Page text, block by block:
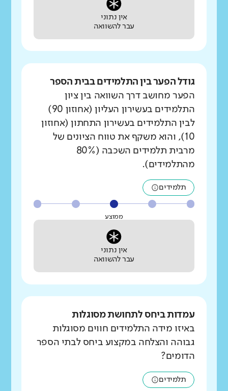
אין נתוני
עבר להשוואה
גודל הפער בין התלמידים בבית הספר
הפער מחושב דרך השוואה בין ציון
התלמידים בעשירון העליון (אחוזון 90)
לבין התלמידים בעשירון התחתון (אחוזון
10), והוא משקף את טווח הציונים של
מרבית תלמידים השכבה (80%
מהתלמידים).
תלמידים
ממוצע
אין נתוני
עבר להשוואה
עמדות ביחס לתחושת מסוגלות
באיזו מידה התלמידים חווים מסוגלות
גבוהה והצלחה במקצוע ביחס לבתי הספר
הדומים?
תלמידים